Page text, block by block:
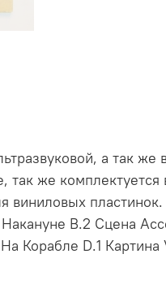
а так
же комплектуется
B.2 Сцена
Корабле D.1